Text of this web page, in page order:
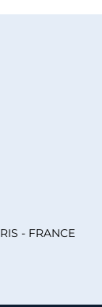
- FRANCE